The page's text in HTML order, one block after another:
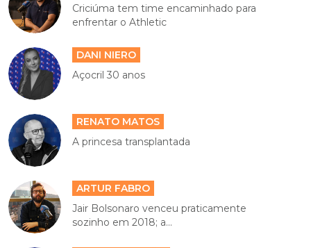
Criciúma tem time encaminhado para
enfrentar o Athletic
DANI NIERO
Açocril 30 anos
RENATO MATOS
A princesa transplantada
ARTUR FABRO
Jair Bolsonaro venceu praticamente
sozinho em 2018; a...